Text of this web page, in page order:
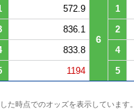
572.9
6
1
836.1 2
833.8 4
1194 5
た時点でのオッズを表示しています。